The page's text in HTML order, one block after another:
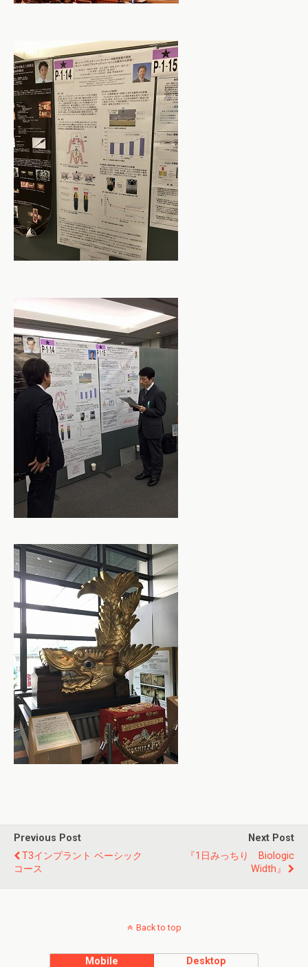
Previous Post
T3インプラント ベーシック
コース
Next Post
『1日みっちり Biologic
Width』
Back to top
Mobile Desktop